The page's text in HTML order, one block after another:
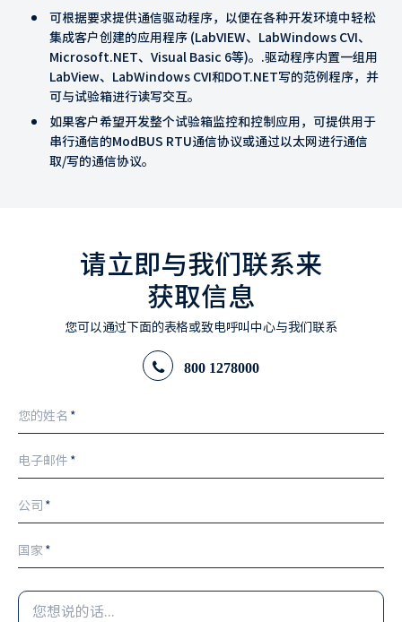
可根据要求提供通信驱动程序，以便在各种开发环境中轻松
集成客户创建的应用程序 (LabVIEW、LabWindows CVI、
Microsoft.NET、Visual Basic 6等)。.驱动程序内置一组用
LabView、LabWindows CVI和DOT.NET写的范例程序，并
可与试验箱进行读写交互。
如果客户希望开发整个试验箱监控和控制应用，可提供用于
串行通信的ModBUS RTU通信协议或通过以太网进行通信
取/写的通信协议。
请立即与我们联系来
获取信息
您可以通过下面的表格或致电呼叫中心与我们联系
800 1278000
您的姓名 *
电子邮件 *
公司 *
国家 *
您